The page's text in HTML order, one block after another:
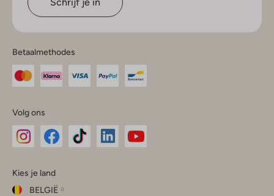
Betaalmethodes
Volg ons
InstagramFacebook
Kies je land
BELGIË